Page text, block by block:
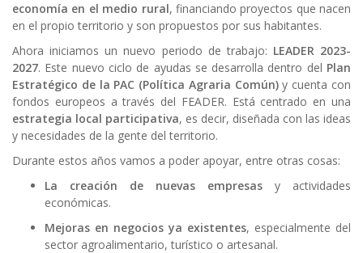
economía en el medio rural, financiando proyectos que nacen
en el propio territorio y son propuestos por sus habitantes.
Ahora iniciamos un nuevo periodo de trabajo: LEADER 2023-
2027. Este nuevo ciclo de ayudas se desarrolla dentro del Plan
Estratégico de la PAC (Política Agraria Común)y cuenta con
fondos europeos a través del FEADER. Está centrado en una
estrategia local participativa, es decir, diseñada con las ideas
y necesidades de la gente del territorio.
Durante estos años vamos a poder apoyar, entre otras cosas:
La creación de nuevas empresas y actividades
económicas.
Mejoras en negocios ya existentes, especialmente del
sector agroalimentario, turístico o artesanal.